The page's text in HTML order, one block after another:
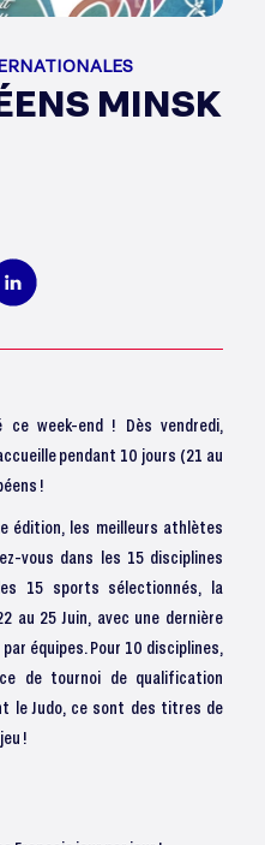
MINSK
ce week-end ! Dès vendredi,
pendant 10 jours (21 au
!
édition, les meilleurs athlètes
vous dans les 15 disciplines
15 sports sélectionnés, la
au 25 Juin, avec une dernière
équipes. Pour 10 disciplines,
de tournoi de qualification
le Judo, ce sont des titres de
!